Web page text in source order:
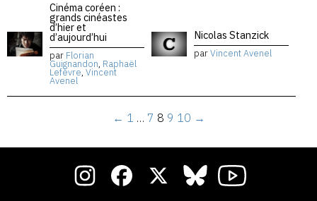
Cinéma coréen :
grands cinéastes
d’hier et
d’aujourd’hui
par Florian
Guignandon, Raphaël
Lefèvre, Vincent
Avenel
Nicolas Stanzick
parVincent Avenel
← 1 … 7 8 9 10 →